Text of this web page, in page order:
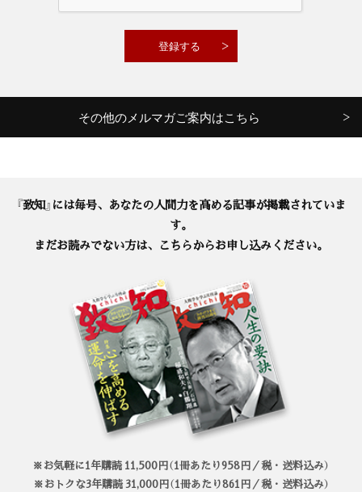
その他のメルマガご案内はこちら
『致知』には毎号、あなたの人間力を高める記事が掲載されていま
す。
まだお読みでない方は、こちらからお申し込みください。
※お気軽に1年購読 11,500円（1冊あたり958円／税・送料込み）
※おトクな3年購読 31,000円（1冊あたり861円／税・送料込み）